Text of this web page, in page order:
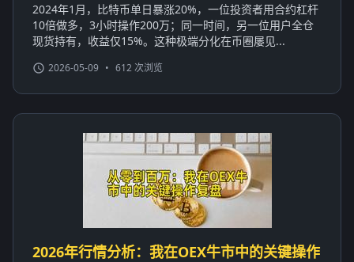
2024年1月，比特币单日暴涨20%，一位投资者用合约杠杆
10倍做多，3小时操作200万；同一时间，另一位用户全仓
现货持有，收益仅15%。这种极端分化在币圈屡见...
2026-05-09 • 612 次浏览
2026年行情分析：我在OEX牛市中的关键操作